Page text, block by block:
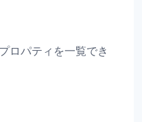
ロパティを一覧でき